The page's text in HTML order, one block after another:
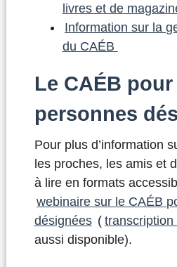
livres et de
Information sur la
du CAÉB
Le CAÉB
personnes
Pour plus d’information
les proches, les amis et
à lire en formats
webinaire sur le CAÉB
désignées (
aussi disponible).